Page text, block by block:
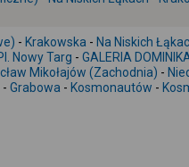
- Krakowska - Na Niskich
Nowy Targ - GALERIA
Mikołajów (Zachodnia) -
- Grabowa - Kosmonautów -